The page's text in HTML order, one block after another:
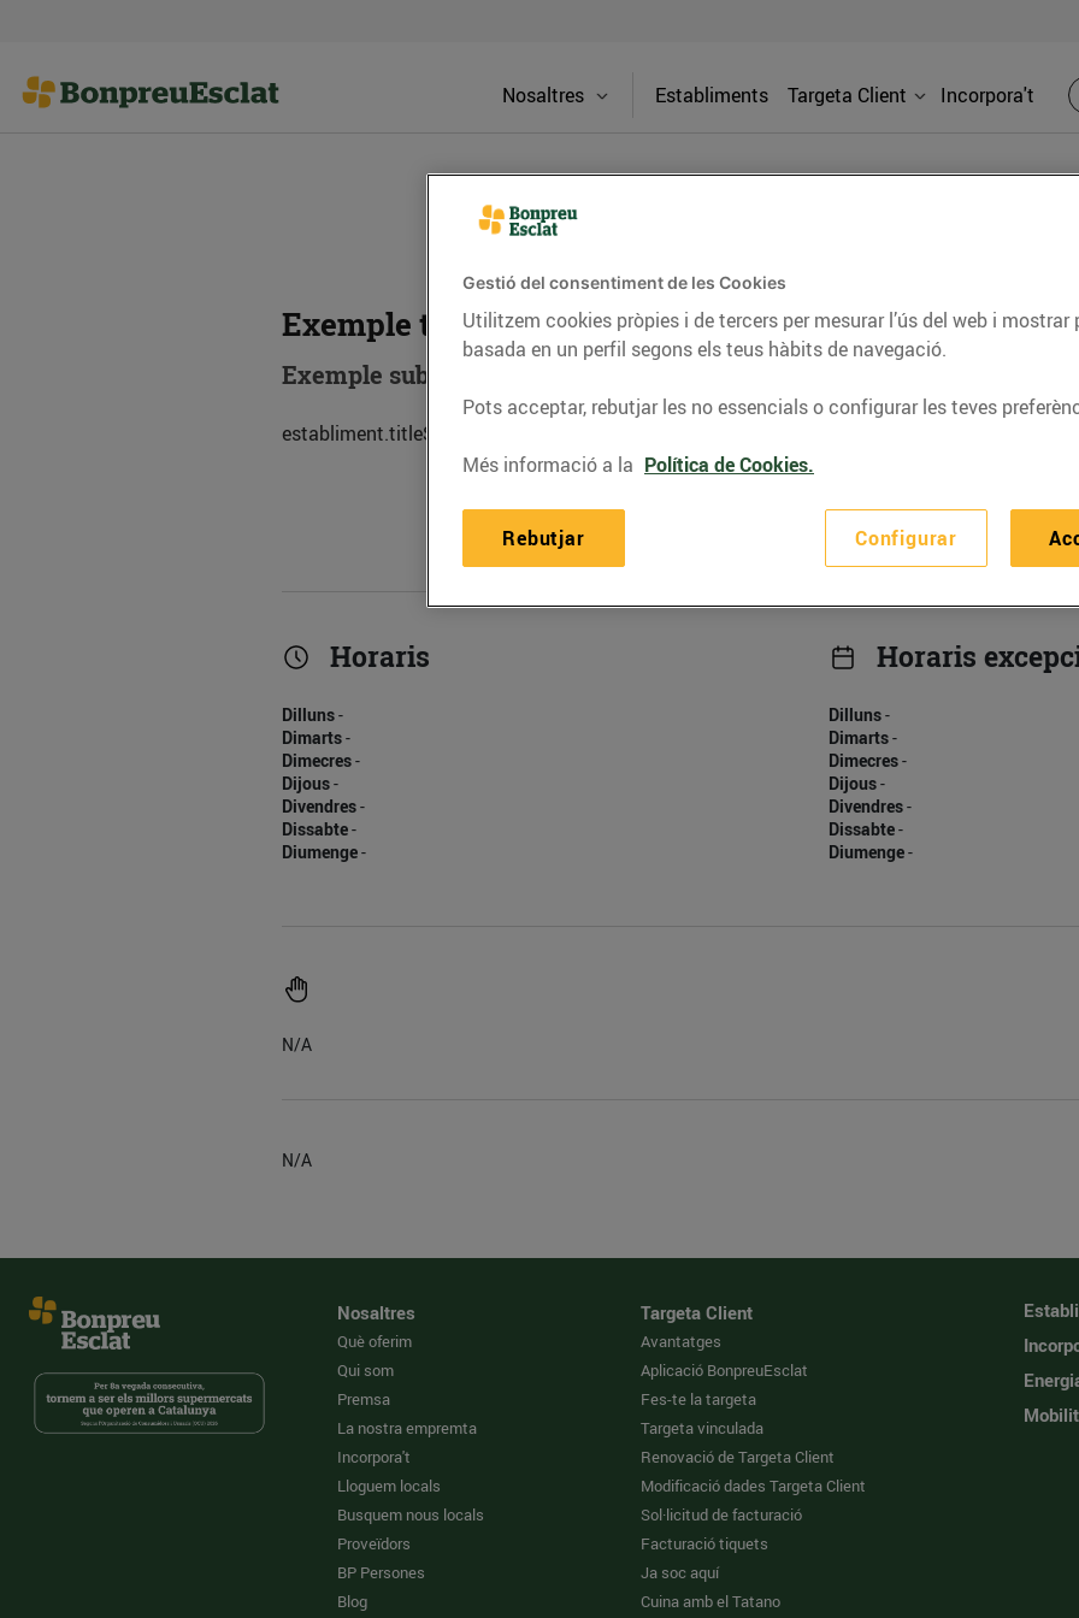
Nosaltres Establiments Targeta Client Incorpora't
Exemple titol establiment
Exemple subtitol establiment
establiment.titleSub.descripcio.0
Adreça
Exemple
Horaris
Dilluns-
Dimarts-
Dimecres-
Dijous-
Divendres-
Dissabte-
Diumenge-
Horaris
Dilluns-
Dimarts-
Dimecres-
Dijous-
Divendres-
Dissabte-
Diumenge-
N/A
N/A
Nosaltres
Què oferim
Qui som
Premsa
La nostra empremta
Incorpora't
Lloguem locals
Busquem nous locals
Proveïdors
BP Persones
Blog
Targeta Client
Avantatges
Aplicació BonpreuEsclat
Fes-te la targeta
Targeta vinculada
Renovació de Targeta Client
Modificació dades Targeta Client
Sol·licitud de facturació
Facturació tiquets
Ja soc aquí
Cuina amb el Tatano
Gestió del consentiment de les Cookies
Utilitzem cookies pròpies i de tercers per mesurar l’ús del web i
basada en un perfil segons els teus hàbits de navegació.
Pots acceptar, rebutjar les no essencials o configurar les teves
Més informació a la Política de Cookies.
Configurar
Rebutjar